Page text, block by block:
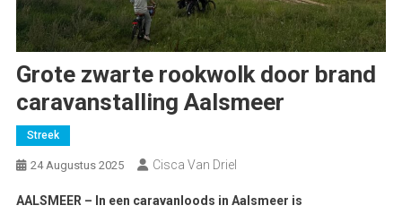
Grote zwarte rookwolk door brand
caravanstalling Aalsmeer
Streek
24 Augustus 2025 Cisca Van Driel
AALSMEER – In een caravanloods in Aalsmeer is